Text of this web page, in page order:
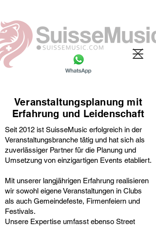
Veranstaltungsplanung mit
Erfahrung und Leidenschaft
Seit 2012 ist SuisseMusic erfolgreich in der
Veranstaltungsbranche tätig und hat sich als
zuverlässiger Partner für die Planung und
Umsetzung von einzigartigen Events etabliert.
Mit unserer langjährigen Erfahrung realisieren
wir sowohl eigene Veranstaltungen in Clubs
als auch Gemeindefeste, Firmenfeiern und
Festivals.
Unsere Expertise umfasst ebenso Street